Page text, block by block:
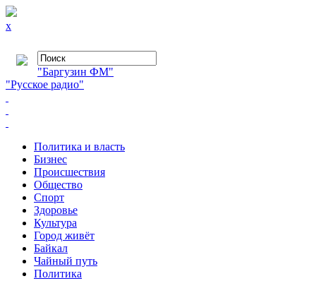
x
"Баргузин ФМ"
"Русское радио"
Политика и власть
Бизнес
Происшествия
Общество
Cпорт
Здоровье
Культура
Город живёт
Байкал
Чайный путь
Политика